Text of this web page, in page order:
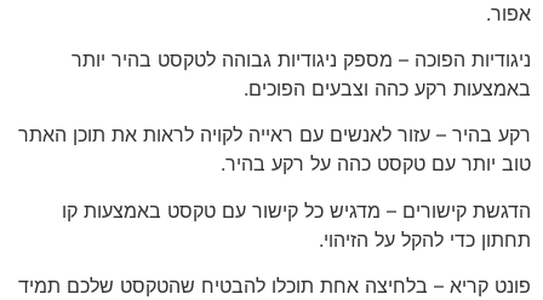
אפור.
ניגודיות הפוכה – מספק ניגודיות גבוהה לטקסט בהיר יותר
באמצעות רקע כהה וצבעים הפוכים.
רקע בהיר – עזור לאנשים עם ראייה לקויה לראות את תוכן האתר
טוב יותר עם טקסט כהה על רקע בהיר.
הדגשת קישורים – מדגיש כל קישור עם טקסט באמצעות קו
תחתון כדי להקל על הזיהוי.
פונט קריא – בלחיצה אחת תוכלו להבטיח שהטקסט שלכם תמיד